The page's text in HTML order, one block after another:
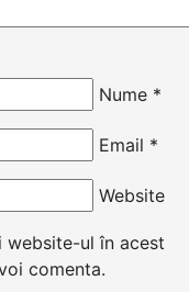
Nume *
Email *
Website
website-ul în acest
comenta.